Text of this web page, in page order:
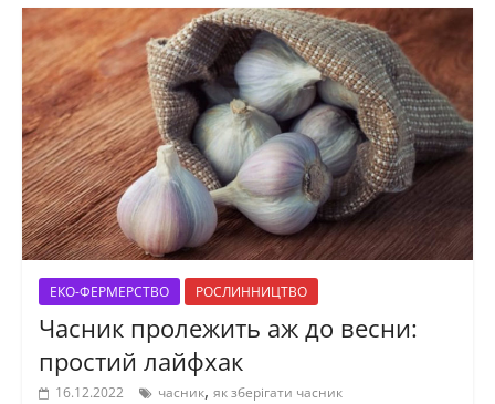
ЕКО-ФЕРМЕРСТВО РОСЛИННИЦТВО
Часник пролежить аж до весни:
простий лайфхак
16.12.2022 часник, як зберігати часник